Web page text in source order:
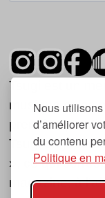
Nous
d’améliorer
du contenu
Politique en
Tsugi est un
musique et les
première
Tsugi en
», ce qui
magazine, à